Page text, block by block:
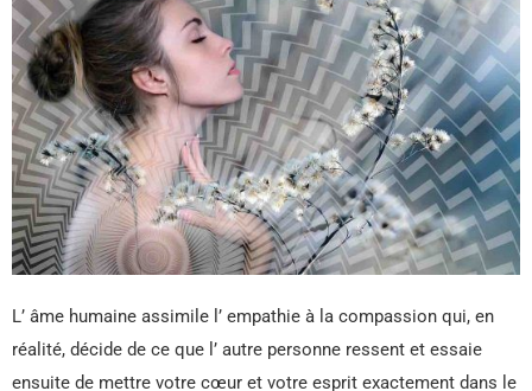
L’ âme humaine assimile l’ empathie à la compassion qui, en
réalité, décide de ce que l’ autre personne ressent et essaie
ensuite de mettre votre cœur et votre esprit exactement dans le